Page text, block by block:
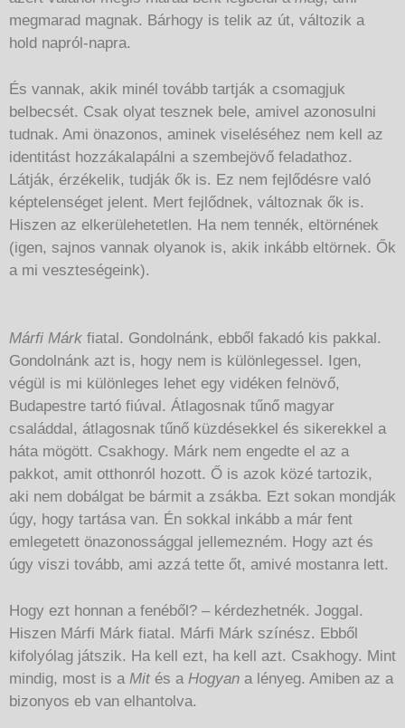
megmarad magnak. Bárhogy is telik az út, változik a
hold napról-napra.
És vannak, akik minél tovább tartják a csomagjuk
belbecsét. Csak olyat tesznek bele, amivel azonosulni
tudnak. Ami önazonos, aminek viseléséhez nem kell az
identitást hozzákalapálni a szembejövő feladathoz.
Látják, érzékelik, tudják ők is. Ez nem fejlődésre való
képtelenséget jelent. Mert fejlődnek, változnak ők is.
Hiszen az elkerülehetetlen. Ha nem tennék, eltörnének
(igen, sajnos vannak olyanok is, akik inkább eltörnek. Ők
a mi veszteségeink).
Márfi Márk fiatal. Gondolnánk, ebből fakadó kis pakkal.
Gondolnánk azt is, hogy nem is különlegessel. Igen,
végül is mi különleges lehet egy vidéken felnövő,
Budapestre tartó fiúval. Átlagosnak tűnő magyar
családdal, átlagosnak tűnő küzdésekkel és sikerekkel a
háta mögött. Csakhogy. Márk nem engedte el az a
pakkot, amit otthonról hozott. Ő is azok közé tartozik,
aki nem dobálgat be bármit a zsákba. Ezt sokan mondják
úgy, hogy tartása van. Én sokkal inkább a már fent
emlegetett önazonossággal jellemezném. Hogy azt és
úgy viszi tovább, ami azzá tette őt, amivé mostanra lett.
Hogy ezt honnan a fenéből? – kérdezhetnék. Joggal.
Hiszen Márfi Márk fiatal. Márfi Márk színész. Ebből
kifolyólag játszik. Ha kell ezt, ha kell azt. Csakhogy. Mint
mindig, most is a Mit és a Hogyan a lényeg. Amiben az a
bizonyos eb van elhantolva.